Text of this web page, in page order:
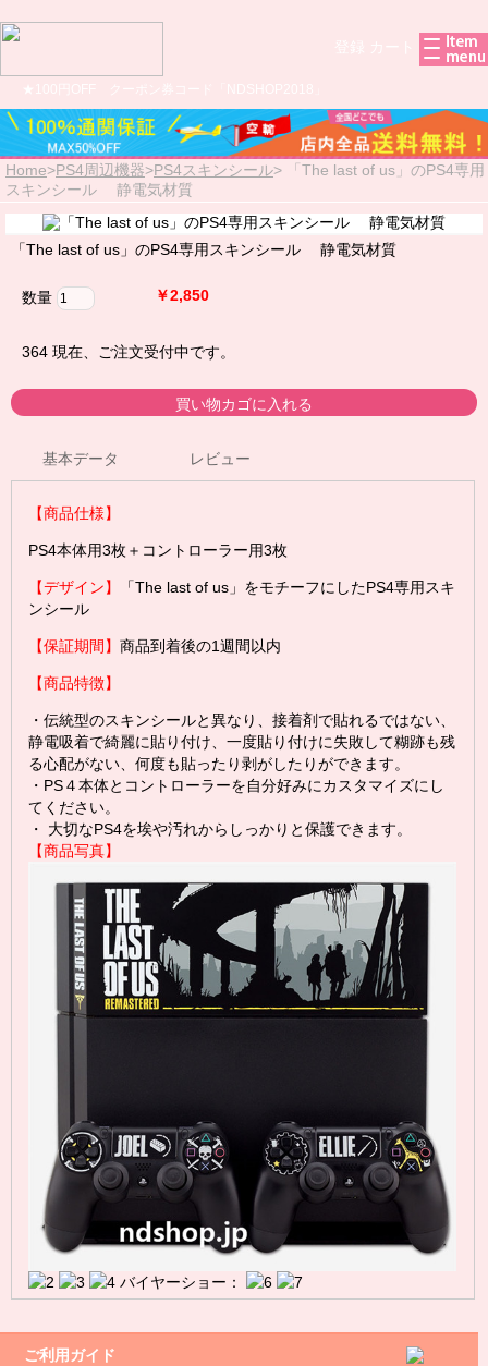
Home>PS4周辺機器>PS4スキンシール>
「The last of us」のPS4専用
スキンシール 静電気材質
「The last of us」のPS4専用スキンシール 静電気材質
数量 ￥2,850
364 現在、ご注文受付中です。
基本データ レビュー
【商品仕様】
PS4本体用3枚＋コントローラー用3枚
【デザイン】
「The last of us」をモチーフにしたPS4専用スキ
ンシール
【保証期間】商品到着後の1週間以内
【商品特徴】
・伝統型のスキンシールと異なり、接着剤で貼れるではない、
静電吸着で綺麗に貼り付け、一度貼り付けに失敗して糊跡も残
る心配がない、何度も貼ったり剥がしたりができます。
・PS４本体とコントローラーを自分好みにカスタマイズにし
てください。
・ 大切なPS4を埃や汚れからしっかりと保護できます。
【商品写真】
バイヤーショー：
ご利用ガイド